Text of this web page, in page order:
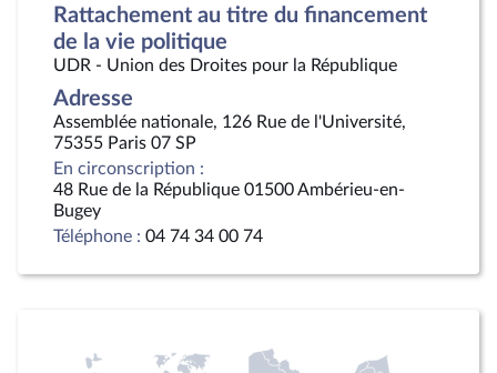
Rattachement au titre du financement
de la vie politique
UDR - Union des Droites pour la République
Adresse
Assemblée nationale, 126 Rue de l'Université,
75355 Paris 07 SP
En circonscription :
48 Rue de la République 01500 Ambérieu-en-
Bugey
Téléphone : 04 74 34 00 74